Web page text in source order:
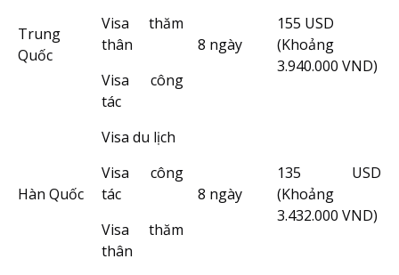
Trung
Quốc
8 ngày
155 USD
(Khoảng
3.940.000 VND)
Visa thăm
thân
Visa công
tác
Hàn Quốc
Visa du lịch
8 ngày
135 USD
(Khoảng
3.432.000 VND)
Visa công
tác
Visa thăm
thân